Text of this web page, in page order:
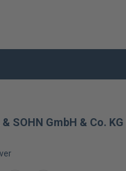
& SOHN GmbH & Co. KG